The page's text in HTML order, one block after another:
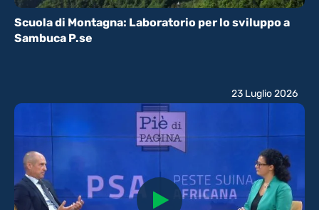
Scuola di Montagna: Laboratorio per lo sviluppo a
Sambuca P.se
23 Luglio 2026